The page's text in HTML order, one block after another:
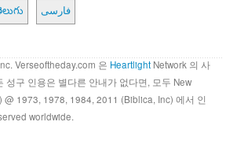
فارسی
Verseoftheday.com 은 Heartlight Network 의 사
성구 인용은 별다른 안내가 없다면, 모두 New
@ 1973, 1978, 1984, 2011 (Biblica, Inc) 에서 인
worldwide.